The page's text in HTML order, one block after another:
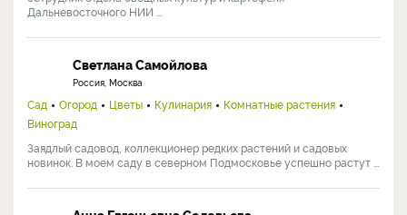
Дальневосточного НИИ ...
Светлана Самойлова
Россия, Москва
Сад Огород Цветы Кулинария
Комнатные растения
Виноград
Заядлый садовод, коллекционер редких растений и садовых
новинок. В моем саду в северном Подмосковье успешно растут ...